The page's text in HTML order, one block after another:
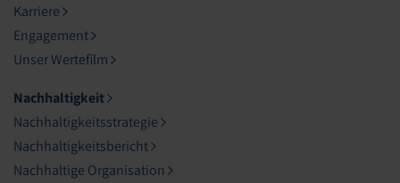
Karriere
Engagement
Unser Wertefilm
Nachhaltigkeit
Nachhaltigkeitsstrategie
Nachhaltigkeitsbericht
Nachhaltige Organisation